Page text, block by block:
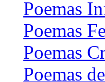
Poemas
Poemas
Poemas
Poemas